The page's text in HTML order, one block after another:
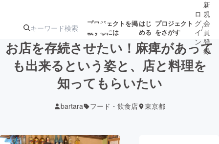
プロジェクトを掲
載するには
はじ
める
プロジェクト
をさがす
注目のリ 注目の新着プロ募集終了が近いプ
ロ
グ
イ
ン
/
新
規
会
員
登
録
お店を存続させたい！麻痺があって
も出来るという姿と、店と料理を
知ってもらいたい
bartara フード・飲食店 東京都